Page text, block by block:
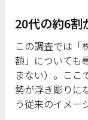
20代の約6割
この調査では「
額」についても
まない）。ここ
勢が浮き彫りに
う従来のイメー